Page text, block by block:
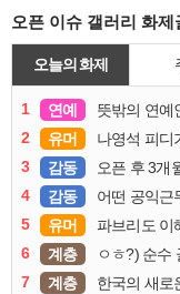
오픈 이슈 갤러리 화제
오늘의 화제
1 연예 뜻밖의 연예
2
유머 나영석 피디
3
감동 오픈 후 3개
4
감동 어떤 공익근
5
유머 파브리도 이
6
계층 ㅇㅎ?) 순수
7
계층 한국의 새로